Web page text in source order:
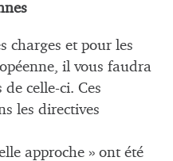
charges et pour les
il vous faudra
celle-ci. Ces
les directives
approche » ont été